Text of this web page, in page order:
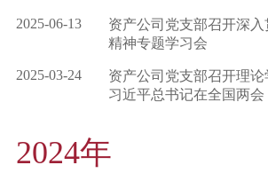
2025-06-13
资产公司党支部召开深
精神专题学习会
2025-03-24
资产公司党支部召开理
习近平总书记在全国两会
2024年